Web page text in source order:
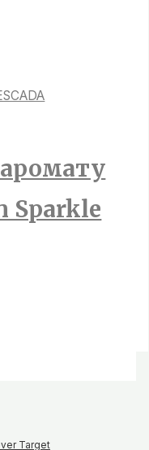
Sparkle
Target